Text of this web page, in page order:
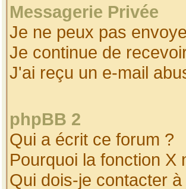
Messagerie Privée
Je ne peux pas
Je continue de
J'ai reçu un e-mail
phpBB 2
Qui a écrit ce forum ?
Pourquoi la fonction X
Qui dois-je contacter